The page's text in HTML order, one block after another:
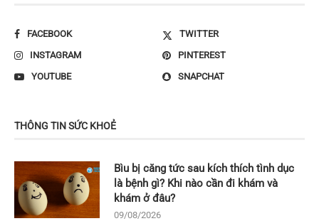
FACEBOOK
TWITTER
INSTAGRAM
PINTEREST
YOUTUBE
SNAPCHAT
THÔNG TIN SỨC KHOẺ
Bìu bị căng tức sau kích thích tình dục
là bệnh gì? Khi nào cần đi khám và
khám ở đâu?
09/08/2026